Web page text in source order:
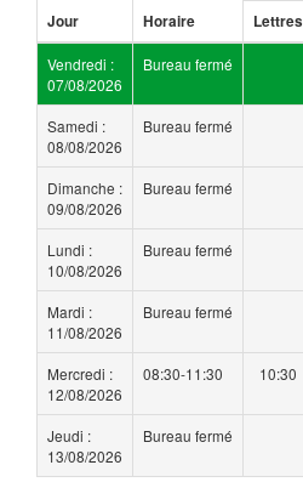
Jour Horaire Lettres
Vendredi :
07/08/2026
Bureau fermé
Samedi :
08/08/2026
Bureau fermé
Dimanche :
09/08/2026
Bureau fermé
Lundi :
10/08/2026
Bureau fermé
Mardi :
11/08/2026
Bureau fermé
Mercredi :
12/08/2026
08:30-11:30 10:30
Jeudi :
13/08/2026
Bureau fermé